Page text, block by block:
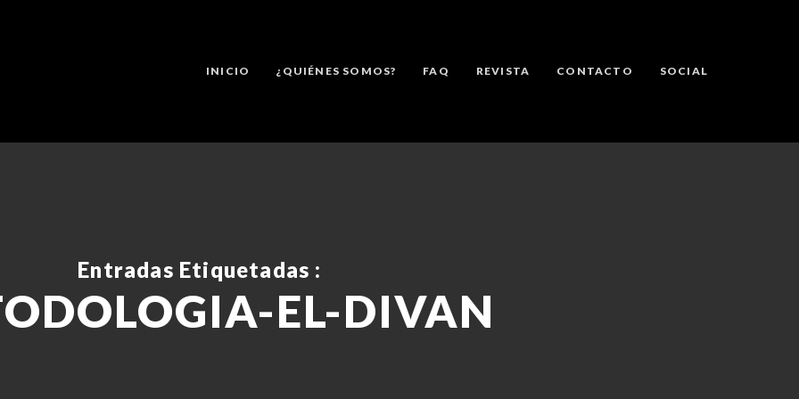
INICIO ¿QUIÉNES SOMOS? FAQ REVISTA CONTACTO SOCIAL
Entradas Etiquetadas :
EL-DIVAN